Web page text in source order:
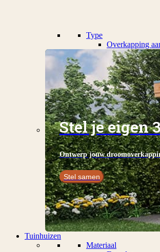
Type
Overkapping
Stel je eigen
Ontwerp jouw
Stel samen
Tuinhuizen
Materiaal